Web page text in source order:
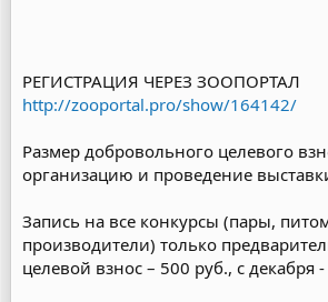
РЕГИСТРАЦИЯ ЧЕРЕЗ ЗООПОРТАЛ
http://zooportal.pro/show/164142/
Размер добровольного целевого
организацию и проведение
Запись на все конкурсы (пары,
производители) только
целевой взнос – 500 руб., с декабря